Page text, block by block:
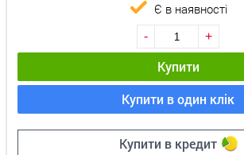
Є в наявності
- +
Купити
Купити в один клік
Купити в кредит